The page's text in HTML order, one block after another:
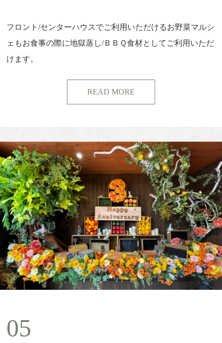
フロント/センターハウスでご利用いただけるお野菜マルシ
ェもお食事の際に地獄蒸し/ＢＢＱ食材としてご利用いただ
けます。
READ MORE
05